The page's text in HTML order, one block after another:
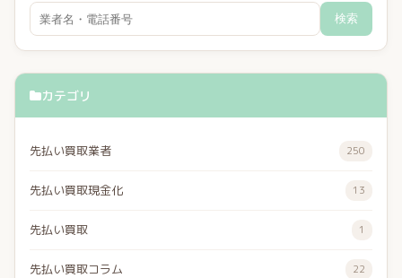
検索
カテゴリ
先払い買取業者 250
先払い買取現金化 13
先払い買取 1
先払い買取コラム 22